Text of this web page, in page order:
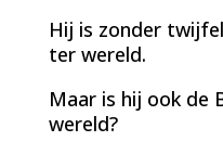
Hij is zonder
ter wereld.
Maar is hij ook de
wereld?